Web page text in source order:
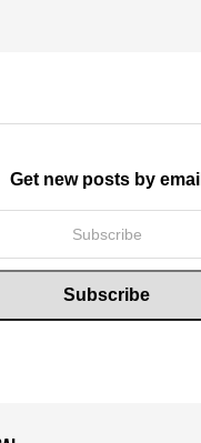
Get new posts by email